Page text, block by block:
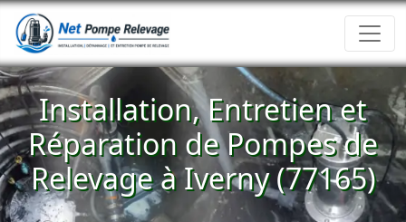
Installation, Entretien et
Réparation de Pompes de
Relevage à Iverny (77165)